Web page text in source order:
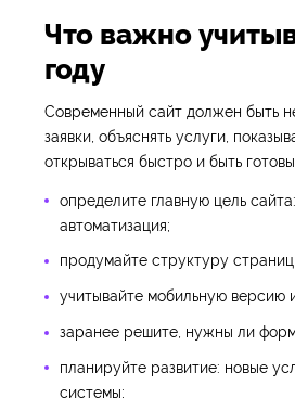
Что важно
году
Современный сайт должен быть
заявки, объяснять услуги,
открываться быстро и быть
определите главную цель
автоматизация;
продумайте структуру
учитывайте мобильную версию
заранее решите, нужны ли
планируйте развитие: новые
системы;